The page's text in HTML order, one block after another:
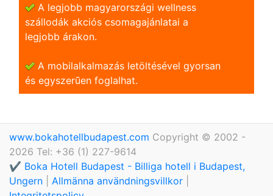
A legjobb magyarországi wellness
szállodák akciós csomagajánlatai a
legjobb árakon.
A mobilalkalmazás letöltésével gyorsan
és egyszerũen foglalhat.
www.bokahotellbudapest.com Copyright © 2002 -
2026 Tel: +36 (1) 227-9614
✔️ Boka Hotell Budapest - Billiga hotell i Budapest,
Ungern
Allmänna användningsvillkor